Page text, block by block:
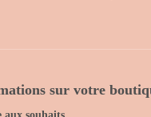
sur votre